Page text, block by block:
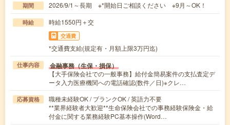
期間 2026/9/1～長期 ※*開始日ご相談ください ※9月～OK！
時給 時給1550円＋交
交通費
*交通費支給(規定有・月額上限3万円迄)
仕事内容 金融事務（生保・損保）
【大手保険会社での一般事務】給付金簡易案件の支払査定デ
ータ入力医療機関への電話確認(数件／日)※クレ…
応募資格
職種未経験OK / ブランクOK / 英語力不要
**業界経験者大歓迎**生命保険会社での事務経験保険金・給
付金に関する業務経験PC基本操作(Word…